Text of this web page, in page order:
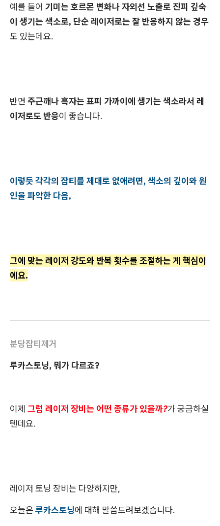
예를 들어 기미는 호르몬 변화나 자외선 노출로 진피 깊숙
이 생기는 색소로, 단순 레이저로는 잘 반응하지 않는 경우
도 있는데요.
반면 주근깨나 흑자는 표피 가까이에 생기는 색소라서 레
이저로도 반응이 좋습니다.
이렇듯 각각의 잡티를 제대로 없애려면, 색소의 깊이와 원
인을 파악한 다음,
그에 맞는 레이저 강도와 반복 횟수를 조절하는 게 핵심이
에요.
분당잡티제거
루카스토닝, 뭐가 다르죠?
이제 그럼 레이저 장비는 어떤 종류가 있을까?가 궁금하실
텐데요.
레이저 토닝 장비는 다양하지만,
오늘은루카스토닝에 대해 말씀드려보겠습니다.